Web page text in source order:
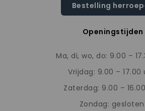
Bestelling
Openingstijden
Ma, di, wo, do: 9.00 –
Vrijdag: 9.00 – 17.00
Zaterdag: 9.00 –
Zondag: gesloten.